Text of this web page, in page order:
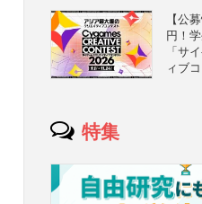
【公
円！
「サ
ィブ
特集